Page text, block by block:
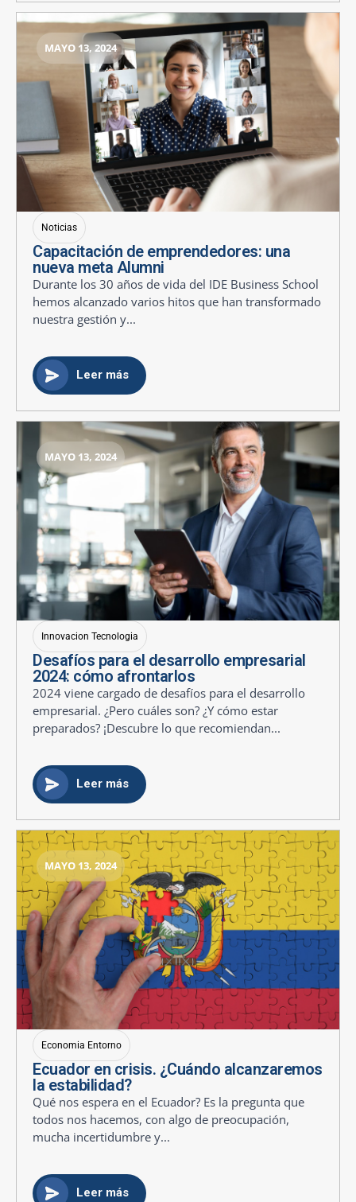
MAYO 13, 2024
Noticias
Capacitación de emprendedores: una
nueva meta Alumni
Durante los 30 años de vida del IDE Business School
hemos alcanzado varios hitos que han transformado
nuestra gestión y...
Leer más
MAYO 13, 2024
Innovacion Tecnologia
Desafíos para el desarrollo empresarial
2024: cómo afrontarlos
2024 viene cargado de desafíos para el desarrollo
empresarial. ¿Pero cuáles son? ¿Y cómo estar
preparados? ¡Descubre lo que recomiendan...
Leer más
MAYO 13, 2024
Economia Entorno
Ecuador en crisis. ¿Cuándo alcanzaremos
la estabilidad?
Qué nos espera en el Ecuador? Es la pregunta que
todos nos hacemos, con algo de preocupación,
mucha incertidumbre y...
Leer más